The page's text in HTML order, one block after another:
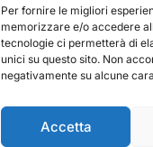
Per fornire le migliori
memorizzare e/o accedere
tecnologie ci permetterà di
unici su questo sito. Non
negativamente su alcune
Accetta